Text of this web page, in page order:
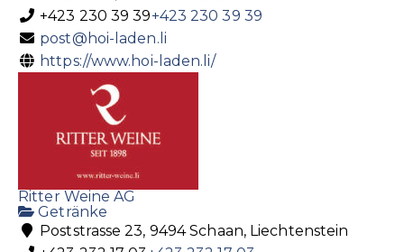
+423 230 39 39+423 230 39 39
post@hoi-laden.li
https://www.hoi-laden.li/
Ritter Weine AG
Getränke
Poststrasse 23, 9494 Schaan, Liechtenstein